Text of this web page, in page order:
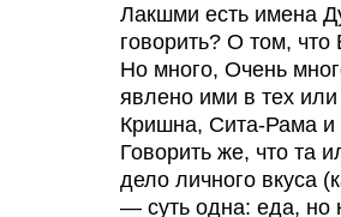
Лакшми есть имена
говорить? О том,
Но много, Очень
явлено ими в тех
Кришна, Сита-Рама и
Говорить же, что та
дело личного вкуса
— суть одна: еда, но